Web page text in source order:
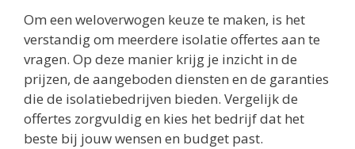
Om een weloverwogen keuze te maken, is het
verstandig om meerdere isolatie offertes aan te
vragen. Op deze manier krijg je inzicht in de
prijzen, de aangeboden diensten en de garanties
die de isolatiebedrijven bieden. Vergelijk de
offertes zorgvuldig en kies het bedrijf dat het
beste bij jouw wensen en budget past.